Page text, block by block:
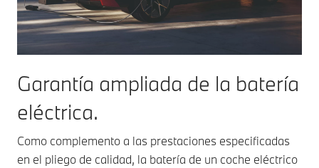
Garantía ampliada de la batería
eléctrica.
Como complemento a las prestaciones especificadas
en el pliego de calidad, la batería de un coche eléctrico